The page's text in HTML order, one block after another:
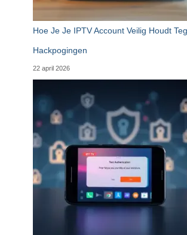
Hoe Je Je IPTV Account Veilig Houdt
Hackpogingen
22 april 2026